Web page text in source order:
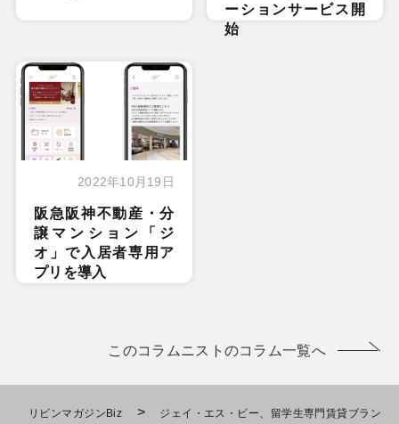
ーションサービス開
始
2022年10月19日
阪急阪神不動産・分
譲マンション「ジ
オ」で入居者専用ア
プリを導入
このコラムニストのコラム一覧へ
リビンマガジンBiz > ジェイ・エス・ビー、留学生専門賃貸ブラン